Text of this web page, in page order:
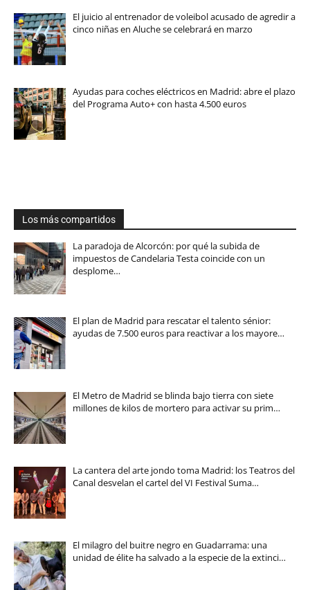
El juicio al entrenador de voleibol acusado de agredir a
cinco niñas en Aluche se celebrará en marzo
Ayudas para coches eléctricos en Madrid: abre el plazo
del Programa Auto+ con hasta 4.500 euros
Los más compartidos
La paradoja de Alcorcón: por qué la subida de
impuestos de Candelaria Testa coincide con un
desplome…
El plan de Madrid para rescatar el talento sénior:
ayudas de 7.500 euros para reactivar a los mayore…
El Metro de Madrid se blinda bajo tierra con siete
millones de kilos de mortero para activar su prim…
La cantera del arte jondo toma Madrid: los Teatros del
Canal desvelan el cartel del VI Festival Suma…
El milagro del buitre negro en Guadarrama: una
unidad de élite ha salvado a la especie de la extinci…